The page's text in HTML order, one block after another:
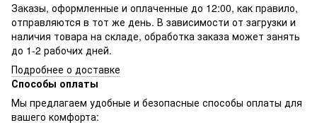
Заказы, оформленные и оплаченные до 12:00, как правило,
отправляются в тот же день. В зависимости от загрузки и
наличия товара на складе, обработка заказа может занять
до 1-2 рабочих дней.
Подробнее о доставке
Способы оплаты
Мы предлагаем удобные и безопасные способы оплаты для
вашего комфорта: